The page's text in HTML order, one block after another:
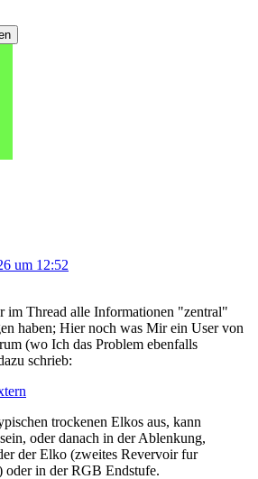
um 12:52
im Thread alle Informationen "zentral"
haben; Hier noch was Mir ein User von
(wo Ich das Problem ebenfalls
schrieb:
trockenen Elkos aus, kann
oder danach in der Ablenkung,
der Elko (zweites Revervoir fur
in der RGB Endstufe.